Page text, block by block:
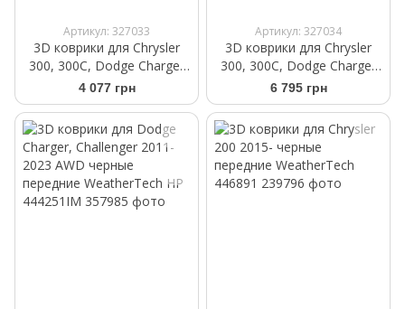
Артикул: 327033
3D коврики для Chrysler
300, 300C, Dodge Charger
2011- бежевые задние
WeatherTech 453792
4 077 грн
Артикул: 327034
3D коврики для Chrysler
300, 300C, Dodge Charger
RWD 2011- бежевые
передние WeatherTech
6 795 грн